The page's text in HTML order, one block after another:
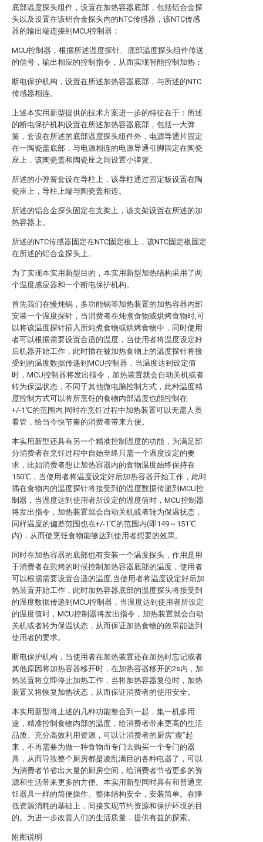
底部温度探头组件，设置在加热容器底部，包括铝合金探
头以及设置在该铝合金探头内的NTC传感器，该NTC传感
器的输出端连接到MCU控制器；
MCU控制器，根据所述温度探针、底部温度探头组件传送
的信号，输出相应的控制指令，从而实现智能控制加热；
断电保护机构，设置在所述加热容器底部，与所述的NTC
传感器相连。
上述本实用新型提供的技术方案进一步的特征在于：所述
的断电保护机构设置在所述加热容器底部，包括一大弹
簧，套设在所述的底部温度探头组件外，电源导通片固定
在一陶瓷盖底部，与电源相连的电源导通引脚固定在陶瓷
座上，该陶瓷盖和陶瓷座之间设置小弹簧。
所述的小弹簧套设在导柱上，该导柱通过固定板设置在陶
瓷座上，导柱上端与陶瓷盖相连。
所述的铝合金探头固定在支架上，该支架设置在所述的加
热容器上。
所述的NTC传感器固定在NTC固定板上，该NTC固定板固定
在所述的铝合金探头上。
为了实现本实用新型目的，本实用新型加热结构采用了两
个温度感应器和一个断电保护机构。
首先我们在慢炖锅，多功能锅等加热装置的加热容器内部
安装一个温度探针，当消费者在炖煮食物或烘烤食物时,可
以将该温度探针插入所炖煮食物或烘烤食物中，同时使用
者可以根据需要设置合适的温度，当使用者将温度设定好
后机器开始工作，此时插在被加热食物上的温度探针将接
受到的温度数据传递到MCU控制器，当温度达到设定值
时，MCU控制器将发出指令，加热装置就会自动关机或者
转为保温状态，不同于其他微电脑控制方式，此种温度精
度控制方式可以将所烹饪的食物内部温度也能控制在
+/-1℃的范围内.同时在烹饪过程中加热装置可以无需人员
看管，给当今快节奏的消费者带来方便。
本实用新型还具有另一个精准控制温度的功能，为满足部
分消费者在烹饪过程中自始至终只需一个温度设定的要
求，比如消费者想让加热容器内的食物温度始终保持在
150℃，当使用者将温度设定好后加热容器开始工作，此时
插在食物内的温度探针将接受到的温度数据传递到MCU控
制器，当温度达到使用者所设定的温度值时，MCU控制器
将发出指令，加热装置就会自动关机或者转为保温状态，
同样温度的偏差范围也在+/-1℃的范围内(即149～151℃
内)，从而使烹饪食物能够达到使用者想要的效果。
同时在加热容器的底部也有安装一个温度探头，作用是用
于消费者在煎烤的时候控制加热容器底部的温度，使用者
可以根据需要设置合适的温度,当使用者将温度设定好后加
热装置开始工作，此时加热容器底部的温度探头将接受到
的温度数据传递到MCU控制器，当温度达到使用者所设定
的温度值时，MCU控制器将发出指令，加热装置就会自动
关机或者转为保温状态，从而保证加热食物的效果能达到
使用者的要求。
断电保护机构，当使用者在加热装置还在加热时忘记或者
其他原因将加热容器移开时，在加热容器移开的2s内，加
热装置将立即停止加热工作，当将加热容器复位时，加热
装置又将恢复加热状态，从而保证消费者的使用安全。
本实用新型将上述的几种功能整合到一起，集一机多用
途，精准控制食物内部的温度，给消费者带来更高的生活
品质。充分高效利用资源，可以让消费者的厨房”瘦”起
来，不再需要为做一种食物而专门去购买一个专门的器
具，从而导致整个厨房都是凌乱满目的各种电器了，可以
为消费者节省出大量的厨房空间，给消费者节省更多的资
源和生活带来更多的方便。本实用新型同时具有和普通烹
饪器具一样的简便操作。整体结构安全，安装简单。在降
低资源消耗的基础上，间接实现节约资源和保护环境的目
的。为进一步改善人们的生活质量，提供有益的探索。
附图说明